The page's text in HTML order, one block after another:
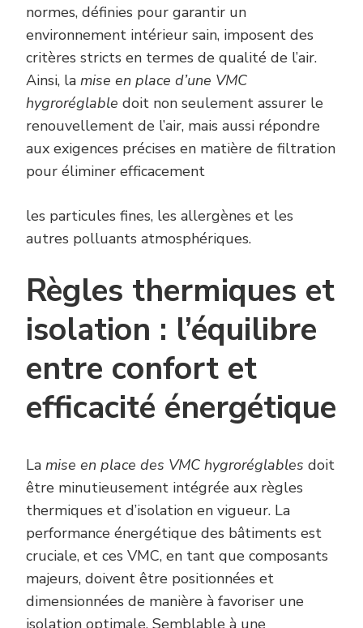
normes, définies pour garantir un
environnement intérieur sain, imposent des
critères stricts en termes de qualité de l’air.
Ainsi, la mise en place d’une VMC
hygroréglable doit non seulement assurer le
renouvellement de l’air, mais aussi répondre
aux exigences précises en matière de filtration
pour éliminer efficacement
les particules fines, les allergènes et les
autres polluants atmosphériques.
Règles thermiques et
isolation : l’équilibre
entre confort et
efficacité énergétique
La mise en place des VMC hygroréglables doit
être minutieusement intégrée aux règles
thermiques et d’isolation en vigueur. La
performance énergétique des bâtiments est
cruciale, et ces VMC, en tant que composants
majeurs, doivent être positionnées et
dimensionnées de manière à favoriser une
isolation optimale. Semblable à une